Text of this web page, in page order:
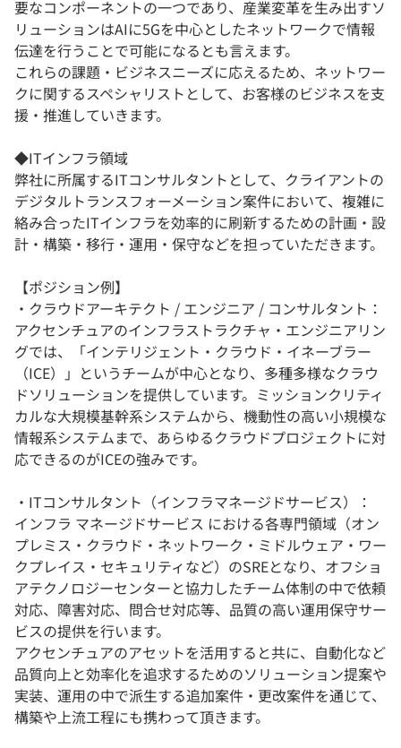
要なコンポーネントの一つであり、産業変革を生み出すソ
リューションはAIに5Gを中心としたネットワークで情報
伝達を行うことで可能になるとも言えます。
これらの課題・ビジネスニーズに応えるため、ネットワー
クに関するスペシャリストとして、お客様のビジネスを支
援・推進していきます。
◆ITインフラ領域
弊社に所属するITコンサルタントとして、クライアントの
デジタルトランスフォーメーション案件において、複雑に
絡み合ったITインフラを効率的に刷新するための計画・設
計・構築・移行・運用・保守などを担っていただきます。
【ポジション例】
・クラウドアーキテクト / エンジニア / コンサルタント：
アクセンチュアのインフラストラクチャ・エンジニアリン
グでは、「インテリジェント・クラウド・イネーブラー
（ICE）」というチームが中心となり、多種多様なクラウ
ドソリューションを提供しています。ミッションクリティ
カルな大規模基幹系システムから、機動性の高い小規模な
情報系システムまで、あらゆるクラウドプロジェクトに対
応できるのがICEの強みです。
・ITコンサルタント（インフラマネージドサービス）：
インフラ マネージドサービス における各専門領域（オン
プレミス・クラウド・ネットワーク・ミドルウェア・ワー
クプレイス・セキュリティなど）のSREとなり、オフショ
アテクノロジーセンターと協力したチーム体制の中で依頼
対応、障害対応、問合せ対応等、品質の高い運用保守サー
ビスの提供を行います。
アクセンチュアのアセットを活用すると共に、自動化など
品質向上と効率化を追求するためのソリューション提案や
実装、運用の中で派生する追加案件・更改案件を通じて、
構築や上流工程にも携わって頂きます。